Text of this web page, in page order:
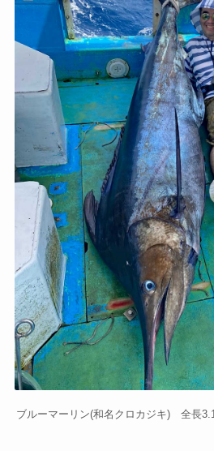
ブルーマーリン(和名クロカジキ) 全長